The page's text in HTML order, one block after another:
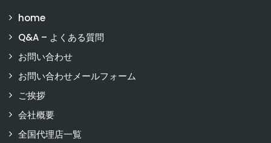
home
Q&A – よくある質問
お問い合わせ
お問い合わせメールフォーム
ご挨拶
会社概要
全国代理店一覧